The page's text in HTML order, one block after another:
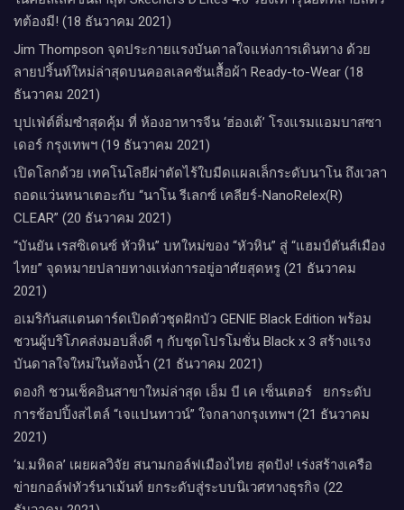
ทต้องมี! (18 ธันวาคม 2021)
Jim Thompson จุดประกายแรงบันดาลใจแห่งการเดินทาง ด้วย
ลายปริ้นท์ใหม่ล่าสุดบนคอลเลคชันเสื้อผ้า Ready-to-Wear (18
ธันวาคม 2021)
บุปเฟ่ต์ติ่มซำสุดคุ้ม ที่ ห้อง​อาหารจีน​ ‘ฮ่องเต้’ โรงแรม​แอม​บาส​ซา​
เดอร์​ กรุงเทพฯ​ (19 ธันวาคม 2021)
เปิดโลกด้วย เทคโนโลยีผ่าตัดไร้ใบมีดแผลเล็กระดับนาโน ถึงเวลา
ถอดแว่นหนาเตอะกับ “นาโน รีเลกซ์ เคลียร์-NanoRelex(R)
CLEAR” (20 ธันวาคม 2021)
“บันยัน เรสซิเดนซ์ หัวหิน” บทใหม่ของ “หัวหิน” สู่ “แฮมป์ตันส์เมือง
ไทย” จุดหมายปลายทางแห่งการอยู่อาศัยสุดหรู (21 ธันวาคม
2021)
อเมริกันสแตนดาร์ดเปิดตัวชุดฝักบัว GENIE Black Edition พร้อม
ชวนผู้บริโภคส่งมอบสิ่งดี ๆ กับชุดโปรโมชั่น Black x 3 สร้างแรง
บันดาลใจใหม่ในห้องน้ำ (21 ธันวาคม 2021)
ดองกิ ชวนเช็คอินสาขาใหม่ล่าสุด เอ็ม บี เค เซ็นเตอร์ ยกระดับ
การช้อปปิ้งสไตล์ “เจแปนทาวน์” ใจกลางกรุงเทพฯ (21 ธันวาคม
2021)
‘ม.มหิดล’ เผยผลวิจัย สนามกอล์ฟเมืองไทย สุดปัง! เร่งสร้างเครือ
ข่ายกอล์ฟทัวร์นาเม้นท์ ยกระดับสู่ระบบนิเวศทางธุรกิจ (22